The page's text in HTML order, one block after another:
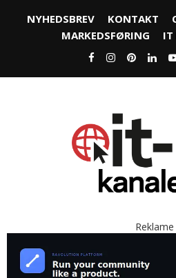
NYHEDSBREV KONTAKT
MARKEDSFØRING
IT
Reklame